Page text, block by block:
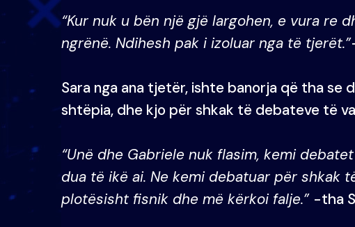
“Kur nuk u bën një gjë largohen, e vura re
ngrënë. Ndihesh pak i izoluar nga të tjerët.”
Sara nga ana tjetër, ishte banorja që tha se
shtëpia, dhe kjo për shkak të debateve të
“Unë dhe Gabriele nuk flasim, kemi
dua të ikë ai. Ne kemi debatuar për shkak
plotësisht fisnik dhe më kërkoi falje.” -tha